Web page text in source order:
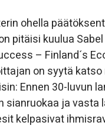
ohella
pitäisi kuulua
– Finland´s
on syytä katso
Ennen 30-luvun
sianruokaa ja vasta
kelpasivat